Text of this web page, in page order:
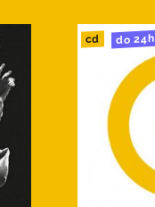
cd do 24h